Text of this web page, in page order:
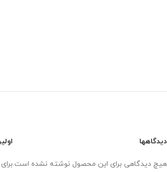
دیدگاهها
هیچ دیدگاهی برای این محصول نوشته نشده است.